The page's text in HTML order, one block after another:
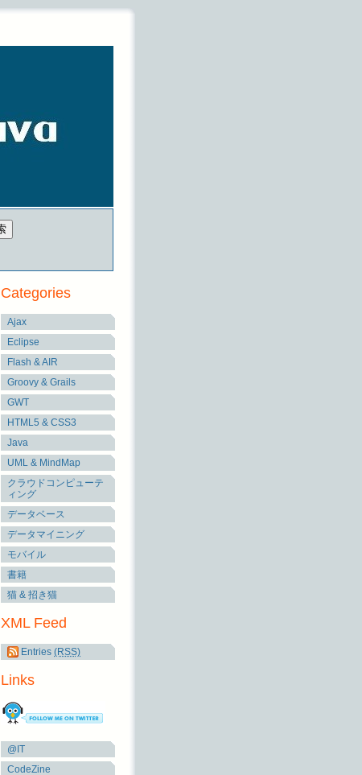
Categories
Ajax
Eclipse
Flash & AIR
Groovy & Grails
GWT
HTML5 & CSS3
Java
UML & MindMap
クラウドコンピューテ
ィング
データベース
データマイニング
モバイル
書籍
猫 & 招き猫
XML Feed
Entries (RSS)
Links
@IT
CodeZine